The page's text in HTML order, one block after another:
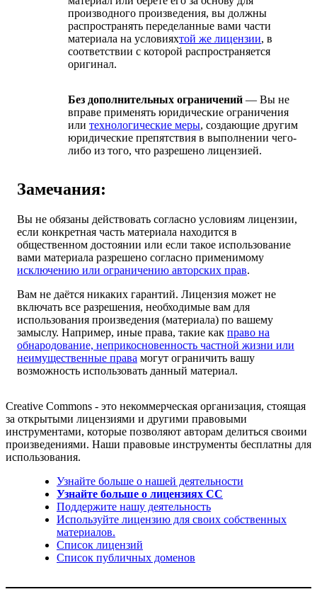
производного произведения, вы должны
распространять переделанные вами части
материала на условияхтой же лицензии, в
соответствии с которой распространяется
оригинал.
Без дополнительных ограничений — Вы не
вправе применять юридические ограничения
или технологические меры, создающие другим
юридические препятствия в выполнении чего-
либо из того, что разрешено лицензией.
Замечания:
Вы не обязаны действовать согласно условиям лицензии,
если конкретная часть материала находится в
общественном достоянии или если такое использование
вами материала разрешено согласно применимому
исключению или ограничению авторских прав.
Вам не даётся никаких гарантий. Лицензия может не
включать все разрешения, необходимые вам для
использования произведения (материала) по вашему
замыслу. Например, иные права, такие как право на
обнародование, неприкосновенность частной жизни или
неимущественные права могут ограничить вашу
возможность использовать данный материал.
Creative Commons - это некоммерческая организация, стоящая
за открытыми лицензиями и другими правовыми
инструментами, которые позволяют авторам делиться своими
произведениями. Наши правовые инструменты бесплатны для
использования.
Узнайте больше о нашей деятельности
Узнайте больше о лицензиях CC
Поддержите нашу деятельность
Используйте лицензию для своих собственных
материалов.
Список лицензий
Список публичных доменов